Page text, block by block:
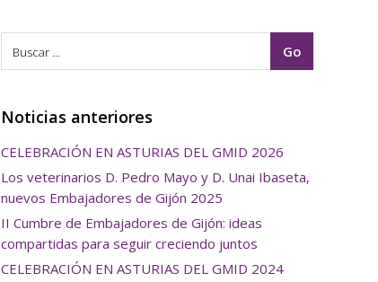
Noticias anteriores
CELEBRACIÓN EN ASTURIAS DEL GMID 2026
Los veterinarios D. Pedro Mayo y D. Unai Ibaseta,
nuevos Embajadores de Gijón 2025
II Cumbre de Embajadores de Gijón: ideas
compartidas para seguir creciendo juntos
CELEBRACIÓN EN ASTURIAS DEL GMID 2024